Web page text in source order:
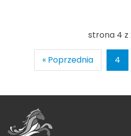
strona 4 z
« Poprzednia 4